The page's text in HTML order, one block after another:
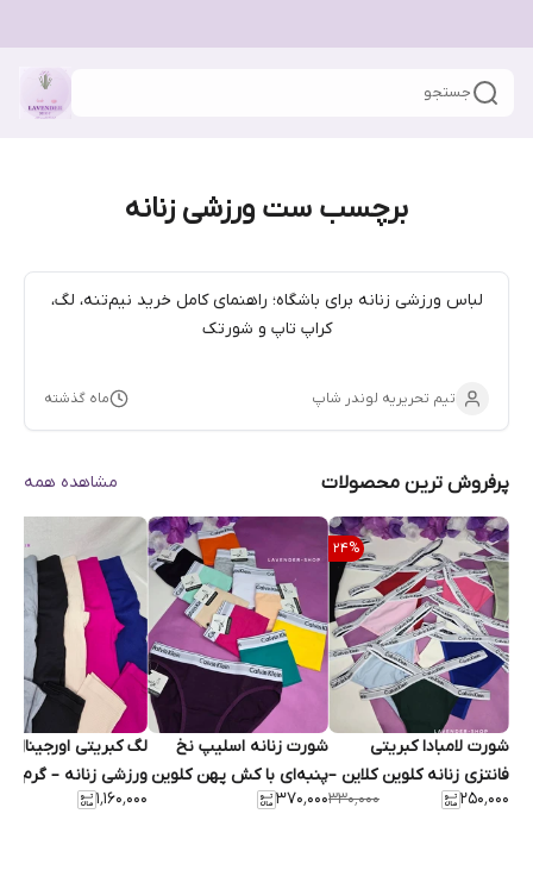
جستجو
برچسب ست ورزشی زنانه
لباس ورزشی زنانه برای باشگاه؛ راهنمای کامل خرید نیم‌تنه، لگ،
کراپ تاپ و شورتک
ماه گذشته تیم تحریریه لوندر شاپ
پرفروش ترین محصولات مشاهده همه
24%
شورت لامبادا کبریتی
فانتزی زنانه کلوین کلاین –
فری‌سایز
۲۵۰٬۰۰۰ ۳۳۰٬۰۰۰
شورت زنانه اسلیپ نخ
پنبه‌ای با کش پهن کلوین
کلاین
۳۷۰٬۰۰۰
لگ کبریتی اورجینال
ورزشی زنانه – گرم‌بالا،
خوش‌فرم، فری سایز تا
۱٬۱۶۰٬۰۰۰